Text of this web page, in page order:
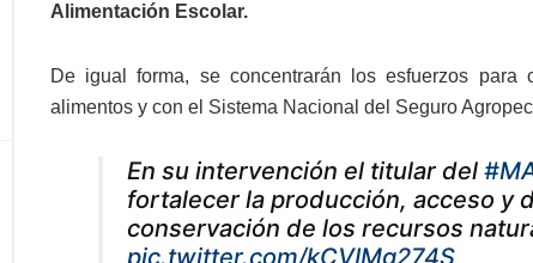
Alimentación Escolar.
De igual forma, se concentrarán los esfuerzos
alimentos y con el Sistema Nacional del Seguro
En su intervención el titular del
fortalecer la producción, acceso y
conservación de los recursos